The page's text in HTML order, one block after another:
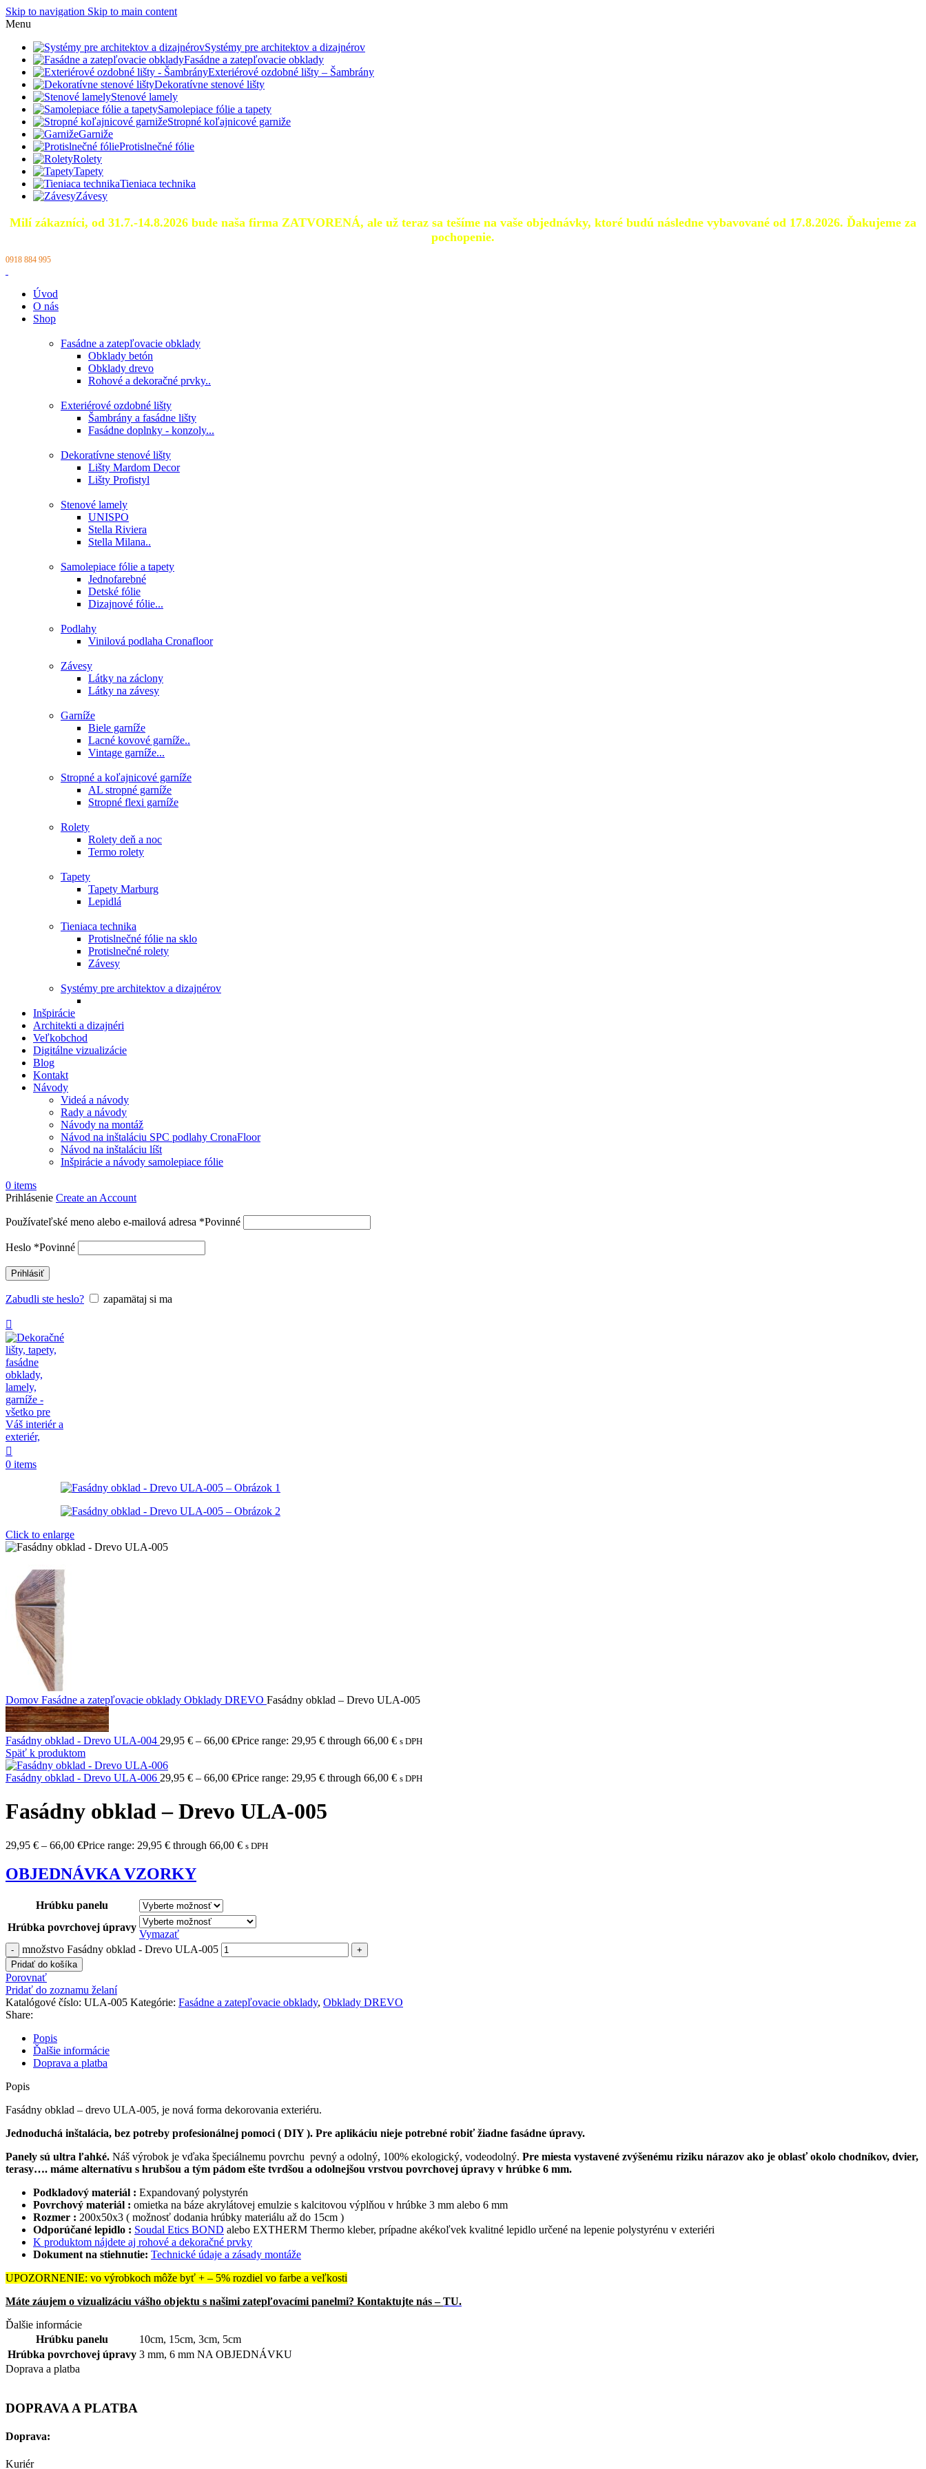
Skip to navigation Skip to main content
Menu
Systémy pre architektov a dizajnérov
Fasádne a zatepľovacie obklady
Exteriérové ozdobné lišty – Šambrány
Dekoratívne stenové lišty
Stenové lamely
Samolepiace fólie a tapety
Stropné koľajnicové garniže
Garniže
Protislnečné fólie
Rolety
Tapety
Tieniaca technika
Závesy
Milí zákazníci, od 31.7.-14.8.2026 bude naša firma ZATVORENÁ, ale už teraz sa tešíme na vaše objednávky, ktoré budú následne vybavované od 17.8.2026. Ďakujeme za
pochopenie.
0918 884 995
Úvod
O nás
Shop
Fasádne a zatepľovacie obklady
Obklady betón
Obklady drevo
Rohové a dekoračné prvky..
Exteriérové ozdobné lišty
Šambrány a fasádne lišty
Fasádne doplnky - konzoly...
Dekoratívne stenové lišty
Lišty Mardom Decor
Lišty Profistyl
Stenové lamely
UNISPO
Stella Riviera
Stella Milana..
Samolepiace fólie a tapety
Jednofarebné
Detské fólie
Dizajnové fólie...
Podlahy
Vinilová podlaha Cronafloor
Závesy
Látky na záclony
Látky na závesy
Garníže
Biele garníže
Lacné kovové garníže..
Vintage garníže...
Stropné a koľajnicové garníže
AL stropné garníže
Stropné flexi garníže
Rolety
Rolety deň a noc
Termo rolety
Tapety
Tapety Marburg
Lepidlá
Tieniaca technika
Protislnečné fólie na sklo
Protislnečné rolety
Závesy
Systémy pre architektov a dizajnérov
Inšpirácie
Architekti a dizajnéri
Veľkobchod
Digitálne vizualizácie
Blog
Kontakt
Návody
Videá a návody
Rady a návody
Návody na montáž
Návod na inštaláciu SPC podlahy CronaFloor
Návod na inštaláciu líšt
Inšpirácie a návody samolepiace fólie
0 items
Prihlásenie Create an Account
Používateľské meno alebo e-mailová adresa *Povinné
Heslo *Povinné
Prihlásiť
Zabudli ste heslo? zapamätaj si ma
0 items
Click to enlarge
Domov Fasádne a zatepľovacie obklady Obklady DREVO Fasádny obklad – Drevo ULA-005
Fasádny obklad - Drevo ULA-004 29,95 € – 66,00 €Price range: 29,95 € through 66,00 € s DPH
Späť k produktom
Fasádny obklad - Drevo ULA-006 29,95 € – 66,00 €Price range: 29,95 € through 66,00 € s DPH
Fasádny obklad – Drevo ULA-005
29,95 € – 66,00 €Price range: 29,95 € through 66,00 € s DPH
OBJEDNÁVKA VZORKY
Hrúbku panelu
Hrúbka povrchovej úpravy
Vymazať
množstvo Fasádny obklad - Drevo ULA-005
Pridať do košíka
Porovnať
Pridať do zoznamu želaní
Katalógové číslo: ULA-005 Kategórie: Fasádne a zatepľovacie obklady, Obklady DREVO
Share:
Popis
Ďalšie informácie
Doprava a platba
Popis
Fasádny obklad – drevo ULA-005, je nová forma dekorovania exteriéru.
Jednoduchá inštalácia, bez potreby profesionálnej pomoci ( DIY ). Pre aplikáciu nieje potrebné robiť žiadne fasádne úpravy.
Panely sú ultra ľahké. Náš výrobok je vďaka špeciálnemu povrchu pevný a odolný, 100% ekologický, vodeodolný. Pre miesta vystavené zvýšenému riziku nárazov ako je oblasť okolo chodníkov, dvier,
terasy…. máme alternatívu s hrubšou a tým pádom ešte tvrdšou a odolnejšou vrstvou povrchovej úpravy v hrúbke 6 mm.
Podkladový materiál : Expandovaný polystyrén
Povrchový materiál : omietka na báze akrylátovej emulzie s kalcitovou výplňou v hrúbke 3 mm alebo 6 mm
Rozmer : 200x50x3 ( možnosť dodania hrúbky materiálu až do 15cm )
Odporúčané lepidlo : Soudal Etics BOND alebo EXTHERM Thermo kleber, prípadne akékoľvek kvalitné lepidlo určené na lepenie polystyrénu v exteriéri
K produktom nájdete aj rohové a dekoračné prvky
Dokument na stiehnutie: Technické údaje a zásady montáže
UPOZORNENIE: vo výrobkoch môže byť + – 5% rozdiel vo farbe a veľkosti
Máte záujem o vizualizáciu vášho objektu s našimi zatepľovacími panelmi? Kontaktujte nás –TU.
Ďalšie informácie
Hrúbku panelu
10cm, 15cm, 3cm, 5cm
Hrúbka povrchovej úpravy 3 mm, 6 mm NA OBJEDNÁVKU
Doprava a platba
DOPRAVA A PLATBA
Doprava:
Kuriér